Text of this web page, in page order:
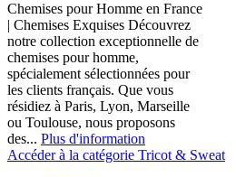
Chemises pour Homme en France
| Chemises Exquises Découvrez
notre collection exceptionnelle de
chemises pour homme,
spécialement sélectionnées pour
les clients français. Que vous
résidiez à Paris, Lyon, Marseille
ou Toulouse, nous proposons
des... Plus d'information
Accéder à la catégorie Tricot & Sweat